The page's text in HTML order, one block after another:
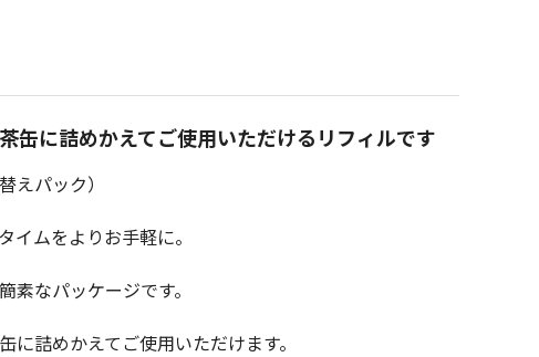
缶に詰めかえてご使用いただけるリフィルです
えパック）
イムをよりお手軽に。
素なパッケージです。
に詰めかえてご使用いただけます。